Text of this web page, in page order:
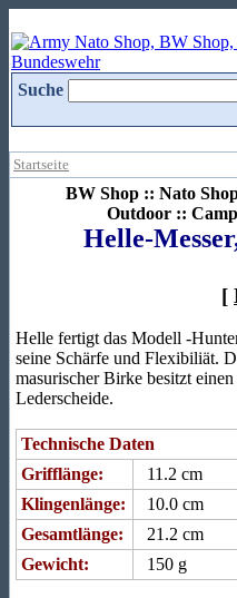
Suche
Startseite
BW Shop :: Nato
Outdoor ::
Helle-
[
Helle fertigt das Modell -
seine Schärfe und Flexibiliät.
masurischer Birke besitzt
Lederscheide.
Technische Daten
Grifflänge:
11.2 cm
Klingenlänge:
10.0 cm
Gesamtlänge:
21.2 cm
Gewicht:
150 g